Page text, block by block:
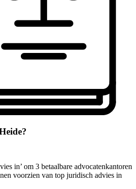
in’ om 3 betaalbare advocatenkantoren
voorzien van top juridisch advies in